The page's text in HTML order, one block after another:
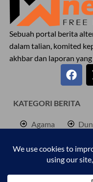
Sebuah portal berita
dalam talian, komited
akhbar dan laporan yang
KATEGORI BERITA
Agama
Berita
Bisnes
Cetusan